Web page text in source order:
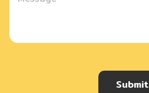
Submit